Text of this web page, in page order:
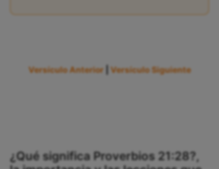
Versículo Anterior Versículo Siguiente
¿Qué significa Proverbios 21:28?,